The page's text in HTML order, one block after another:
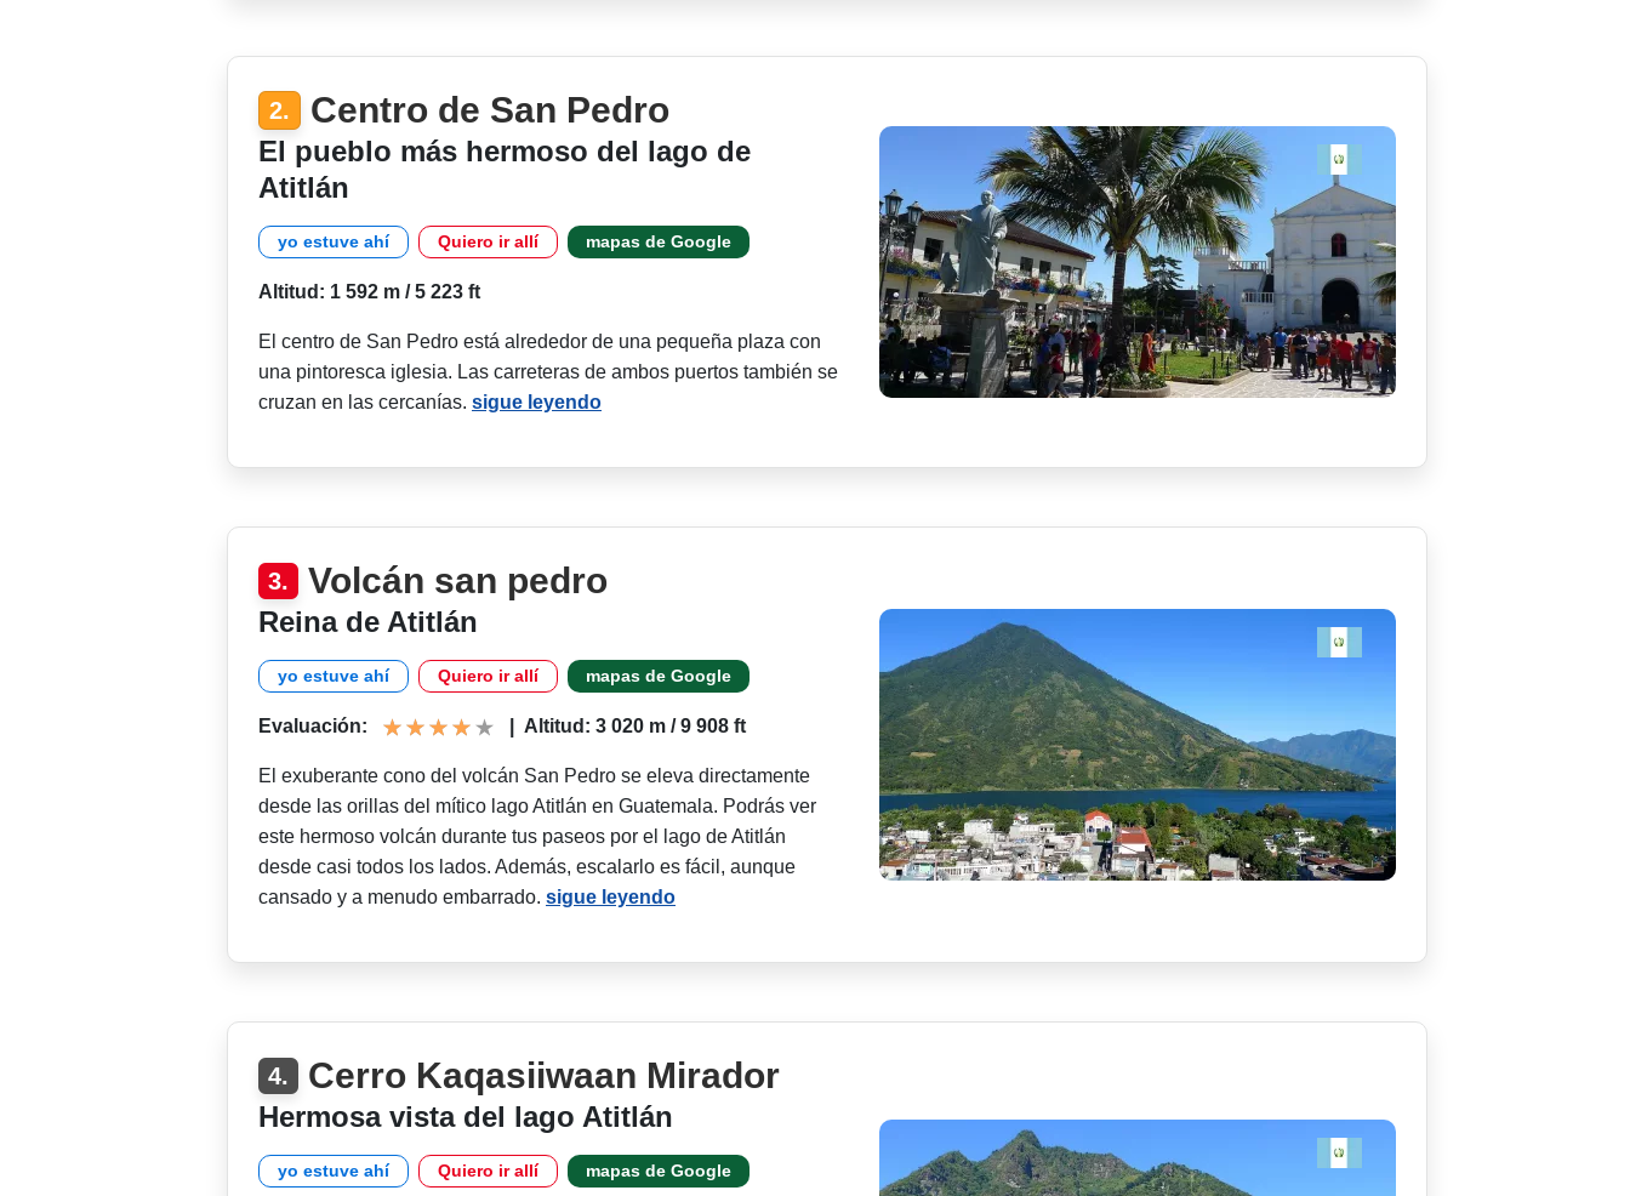
2. Centro de San Pedro
El pueblo más hermoso del lago de
Atitlán
yo estuve ahí Quiero ir allí mapas de Google
Altitud: 1 592 m / 5 223 ft
El centro de San Pedro está alrededor de una pequeña plaza con
una pintoresca iglesia. Las carreteras de ambos puertos también se
cruzan en las cercanías. sigue leyendo
3. Volcán san pedro
Reina de Atitlán
yo estuve ahí Quiero ir allí mapas de Google
Evaluación: Altitud: 3 020 m / 9 908 ft
El exuberante cono del volcán San Pedro se eleva directamente
desde las orillas del mítico lago Atitlán en Guatemala. Podrás ver
este hermoso volcán durante tus paseos por el lago de Atitlán
desde casi todos los lados. Además, escalarlo es fácil, aunque
cansado y a menudo embarrado. sigue leyendo
4. Cerro Kaqasiiwaan Mirador
Hermosa vista del lago Atitlán
yo estuve ahí Quiero ir allí mapas de Google